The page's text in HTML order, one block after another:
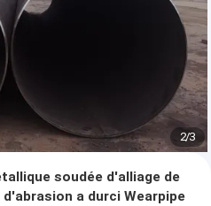
2/3
soudée d'alliage de
a durci Wearpipe